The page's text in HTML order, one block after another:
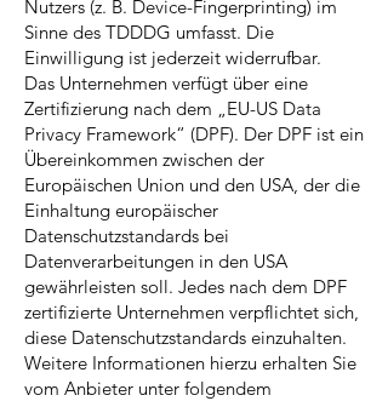
Nutzers (z. B. Device-Fingerprinting) im
Sinne des TDDDG umfasst. Die
Einwilligung ist jederzeit widerrufbar.
Das Unternehmen verfügt über eine
Zertifizierung nach dem „EU-US Data
Privacy Framework“ (DPF). Der DPF ist ein
Übereinkommen zwischen der
Europäischen Union und den USA, der die
Einhaltung europäischer
Datenschutzstandards bei
Datenverarbeitungen in den USA
gewährleisten soll. Jedes nach dem DPF
zertifizierte Unternehmen verpflichtet sich,
diese Datenschutzstandards einzuhalten.
Weitere Informationen hierzu erhalten Sie
vom Anbieter unter folgendem